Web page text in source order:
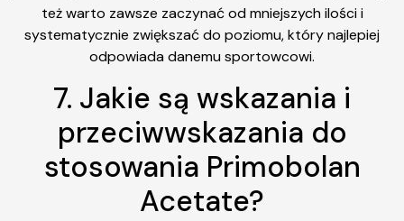
też warto zawsze zaczynać od mniejszych ilości i
systematycznie zwiększać do poziomu, który najlepiej
odpowiada danemu sportowcowi.
7. Jakie są wskazania i
przeciwwskazania do
stosowania Primobolan
Acetate?